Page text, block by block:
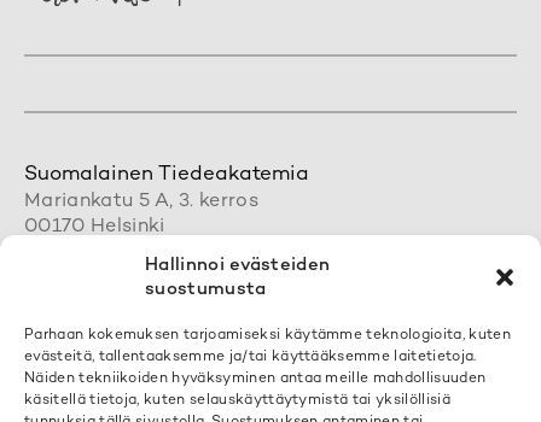
Hallinnoi evästeiden
suostumusta
Parhaan kokemuksen tarjoamiseksi käytämme teknologioita, kuten
evästeitä, tallentaaksemme ja/tai käyttääksemme laitetietoja.
Näiden tekniikoiden hyväksyminen antaa meille mahdollisuuden
käsitellä tietoja, kuten selauskäyttäytymistä tai yksilöllisiä
Suomalainen Tiedeakatemia
Mariankatu 5 A, 3. kerros
00170 Helsinki
+358 50 462 0890
acadsci@acadsci.fi
Henkilökunnan yhteystiedot
Löydät yhteystietomme täältä